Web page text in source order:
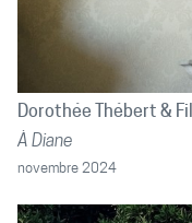
Dorothée Thébert
À Diane
novembre 2024